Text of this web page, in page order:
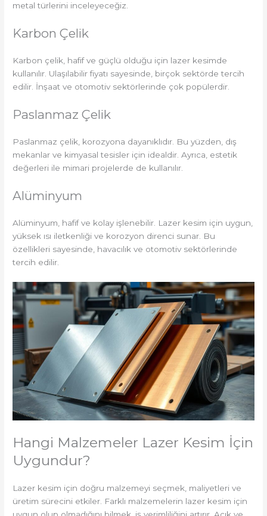
metal türlerini inceleyeceğiz.
Karbon Çelik
Karbon çelik, hafif ve güçlü olduğu için lazer kesimde
kullanılır. Ulaşılabilir fiyatı sayesinde, birçok sektörde tercih
edilir. İnşaat ve otomotiv sektörlerinde çok popülerdir.
Paslanmaz Çelik
Paslanmaz çelik, korozyona dayanıklıdır. Bu yüzden, dış
mekanlar ve kimyasal tesisler için idealdir. Ayrıca, estetik
değerleri ile mimari projelerde de kullanılır.
Alüminyum
Alüminyum, hafif ve kolay işlenebilir. Lazer kesim için uygun,
yüksek ısı iletkenliği ve korozyon direnci sunar. Bu
özellikleri sayesinde, havacılık ve otomotiv sektörlerinde
tercih edilir.
Hangi Malzemeler Lazer Kesim İçin
Uygundur?
Lazer kesim için doğru malzemeyi seçmek, maliyetleri ve
üretim sürecini etkiler. Farklı malzemelerin lazer kesim için
uygun olup olmadığını bilmek, iş verimliliğini artırır. Açık ve